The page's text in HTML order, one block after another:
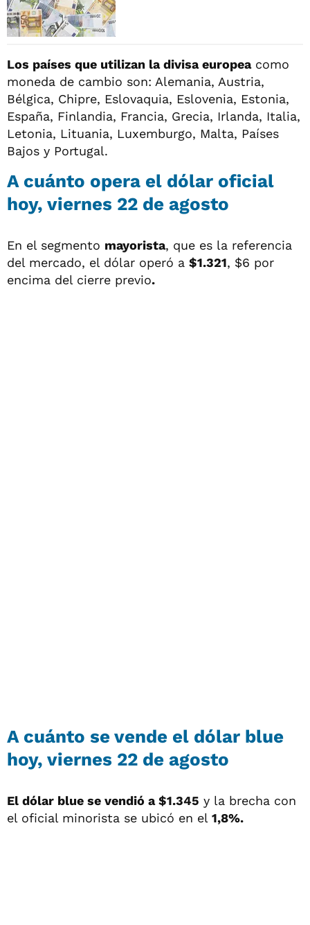
Los países que utilizan la divisa europeacomo
moneda de cambio son: Alemania, Austria,
Bélgica, Chipre, Eslovaquia, Eslovenia, Estonia,
España, Finlandia, Francia, Grecia, Irlanda, Italia,
Letonia, Lituania, Luxemburgo, Malta, Países
Bajos y Portugal.
A cuánto opera el dólar oficial
hoy, viernes 22 de agosto
En el segmento mayorista, que es la referencia
del mercado, el dólar operó a $1.321, $6 por
encima del cierre previo.
A cuánto se vende el dólar blue
hoy, viernes 22 de agosto
El dólar blue se vendió a $1.345 y la brecha con
el oficial minorista se ubicó en el 1,8%.